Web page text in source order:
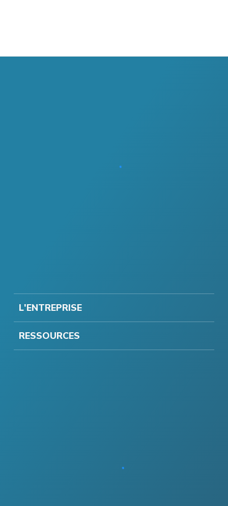
L'ENTREPRISE
RESSOURCES